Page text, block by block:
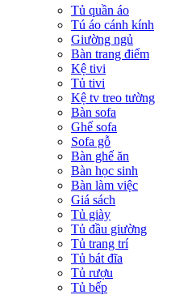
Tủ quần áo
Tú áo cánh kính
Giường ngủ
Bàn trang điểm
Kệ tivi
Tủ tivi
Kệ tv treo tường
Bàn sofa
Ghế sofa
Sofa gỗ
Bàn ghế ăn
Bàn học sinh
Bàn làm việc
Giá sách
Tủ giày
Tủ đầu giường
Tủ trang trí
Tủ bát đĩa
Tủ rượu
Tủ bếp